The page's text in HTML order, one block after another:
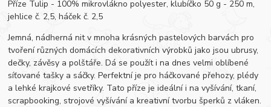
Příze Tulip - 100% mikrovlákno polyester, klubíčko 50 g - 250 m,
jehlice č. 2,5, háček č. 2,5
Jemná, nádherná nit v mnoha krásných pastelových barvách pro
tvoření různých domácích dekorativních výrobků jako jsou ubrusy,
dečky, závěsy a polštáře. Dá se použít i na dnes velmi oblíbené
síťované tašky a sáčky. Perfektní je pro háčkované přehozy, plédy
a lehké krajkové svetříky. Tato příze je ideální i na vyšívání, tkaní,
scrapbooking, strojové vyšívání a kreativní tvorbu šperků z vláken.